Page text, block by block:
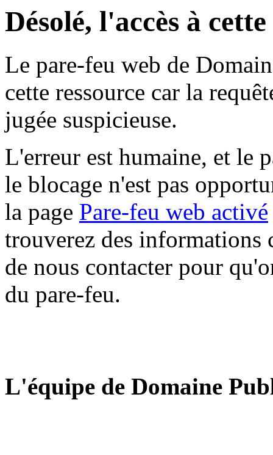
Désolé, l'accès à
Le pare-feu web de
cette ressource car la
jugée suspicieuse.
L'erreur est humaine, et le
le blocage n'est pas
la page Pare-feu web activé
trouverez des informations
de nous contacter pour
du pare-feu.
L'équipe de Domaine